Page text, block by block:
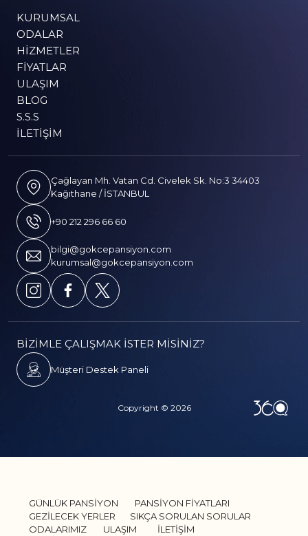
KURUMSAL
ODALAR
HIZMETLER
FIYATLAR
ULAŞIM
BLOG
S.S.S
İLETIŞIM
Çağlayan Mh. Vatan Cd. Civelek Sk. No:3 34403
Kağıthane / İSTANBUL
+90 212 296 66 60
bilgi@gokcepansiyon.com
kurumsal@gokcepansiyon.com
Müşteri Destek Paneli
BİZİMLE ÇALIŞMAK İSTER MİSİNİZ?
Copyright © 2026
GÜNLÜK PANSİYON
PANSİYON FİYATLARI
GEZİLECEK YERLER
SIKÇA SORULAN SORULAR
ODALARIMIZ
ULAŞIM İLETİŞİM